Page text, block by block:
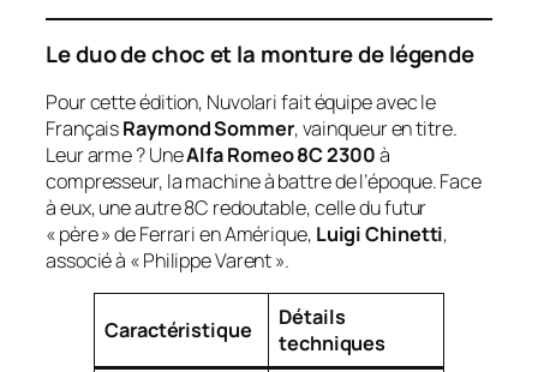
Le duo de choc et la monture de légende
Pour cette édition, Nuvolari fait équipe avec le
FrançaisRaymond Sommer, vainqueur en titre.
Leur arme ? UneAlfa Romeo 8C 2300à
compresseur, la machine à battre de l’époque. Face
à eux, une autre 8C redoutable, celle du futur
« père » de Ferrari en Amérique, Luigi Chinetti,
associé à « Philippe Varent ».
Caractéristique
Détails
techniques